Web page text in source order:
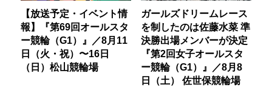
【放送予定・イベント情
報】『第69回オールスタ
ー競輪（G1）』／8月11
日（火・祝）〜16日
（日）松山競輪場
ガールズドリームレース
を制したのは佐藤水菜 準
決勝出場メンバーが決定
『第2回女子オールスタ
ー競輪（G1）』／8月8
日（土） 佐世保競輪場